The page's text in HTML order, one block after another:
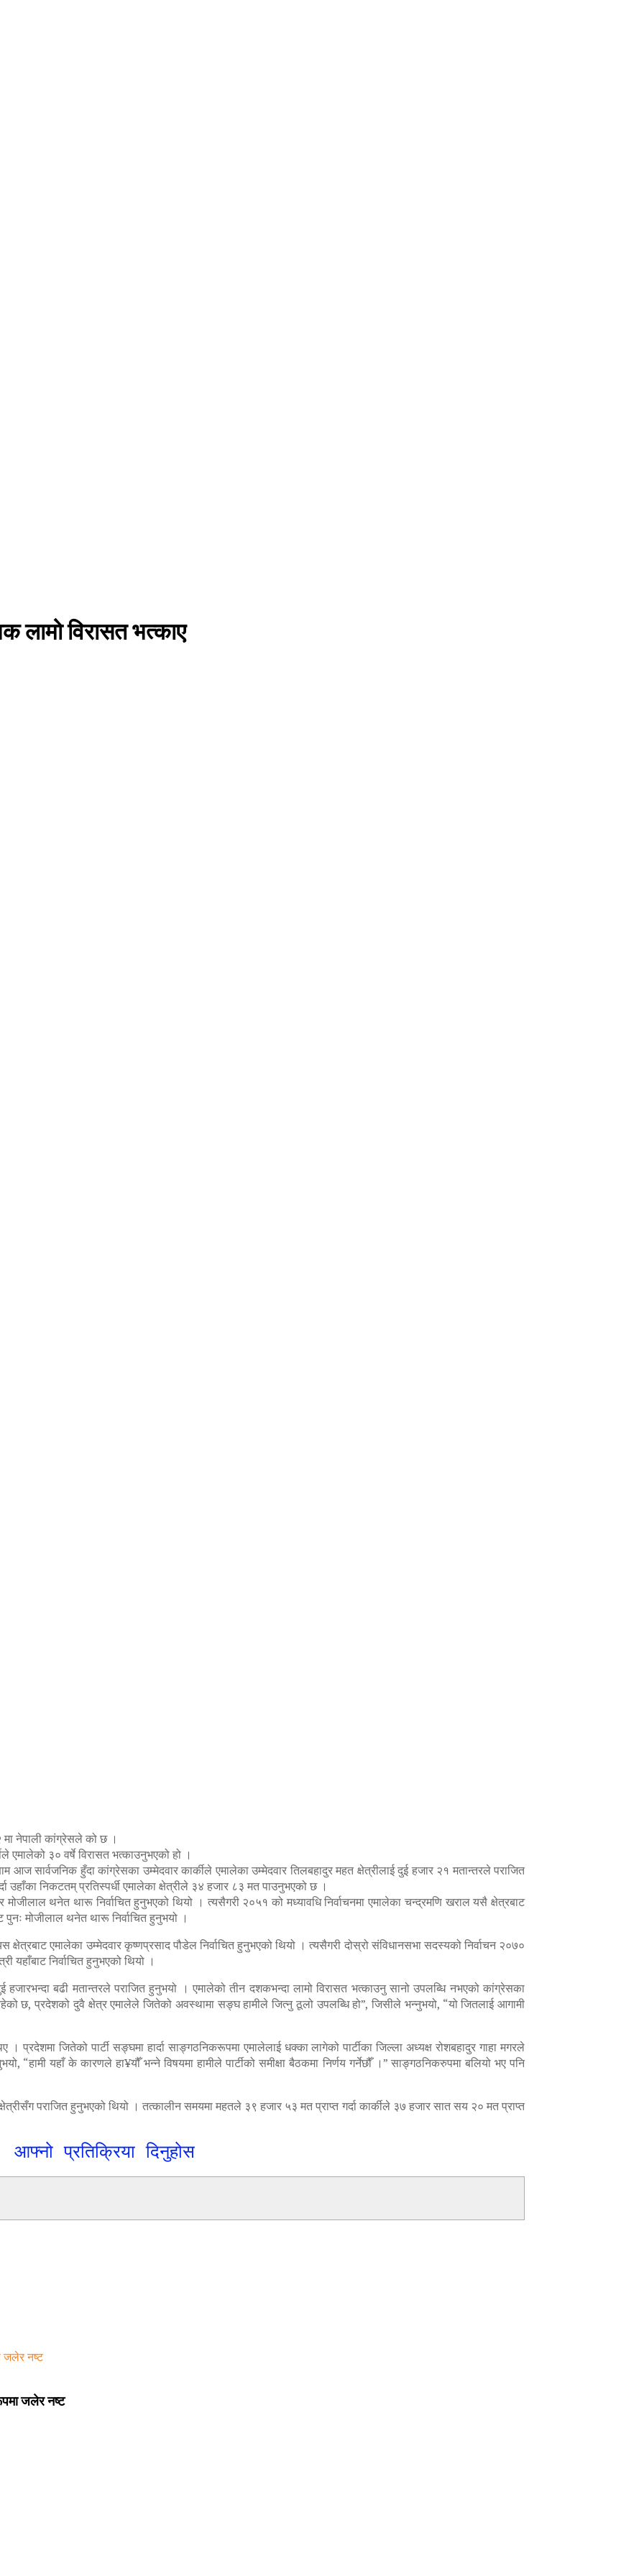
लामो विरासत भत्काए
मा नेपाली कांग्रेसले को छ ।
एमालेको ३० वर्षे विरासत भत्काउनुभएको हो ।
आज सार्वजनिक हुँदा कांग्रेसका उम्मेदवार कार्कीले एमालेका उम्मेदवार तिलबहादुर महत क्षेत्रीलाई दुई हजार २१ मतान्तरले पराजित
उहाँका निकटतम् प्रतिस्पर्धी एमालेका क्षेत्रीले ३४ हजार ८३ मत पाउनुभएको छ ।
मोजीलाल थनेत थारू निर्वाचित हुनुभएको थियो । त्यसैगरी २०५१ को मध्यावधि निर्वाचनमा एमालेका चन्द्रमणि खराल यसै क्षेत्रबाट
पुनः मोजीलाल थनेत थारू निर्वाचित हुनुभयो ।
एमालेका उम्मेदवार कृष्णप्रसाद पौडेल निर्वाचित हुनुभएको थियो । त्यसैगरी दोस्रो संविधानसभा सदस्यको निर्वाचन २०७०
यहाँबाट निर्वाचित हुनुभएको थियो ।
बढी मतान्तरले पराजित हुनुभयो । एमालेको तीन दशकभन्दा लामो विरासत भत्काउनु सानो उपलब्धि नभएको कांग्रेसका
छ, प्रदेशको दुवै क्षेत्र एमालेले जितेको अवस्थामा सङ्घ हामीले जित्नु ठूलो उपलब्धि हो”, जिसीले भन्नुभयो, “यो जितलाई आगामी
जितेको पार्टी सङ्घमा हार्दा साङ्गठनिकरूपमा एमालेलाई धक्का लागेको पार्टीका जिल्ला अध्यक्ष रोशबहादुर गाहा मगरले
“हामी यहाँ के कारणले हा¥यौँ भन्ने विषयमा हामीले पार्टीको समीक्षा बैठकमा निर्णय गर्नेछौँ ।” साङ्गठनिकरुपमा बलियो भए पनि
पराजित हुनुभएको थियो । तत्कालीन समयमा महतले ३९ हजार ५३ मत प्राप्त गर्दा कार्कीले ३७ हजार सात सय २० मत प्राप्त
आफ्नो प्रतिक्रिया दिनुहोस
जलेर नष्ट